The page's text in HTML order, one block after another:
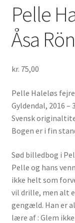
Pelle
Åsa
kr. 75,00
Pelle Haleløs
Gyldendal, 2016
Svensk
Bogen er i fin
Sød billedbog i
Pelle og hans
ikke helt som
vil drille, men alt
gengæld. Han er
lære af : Glem